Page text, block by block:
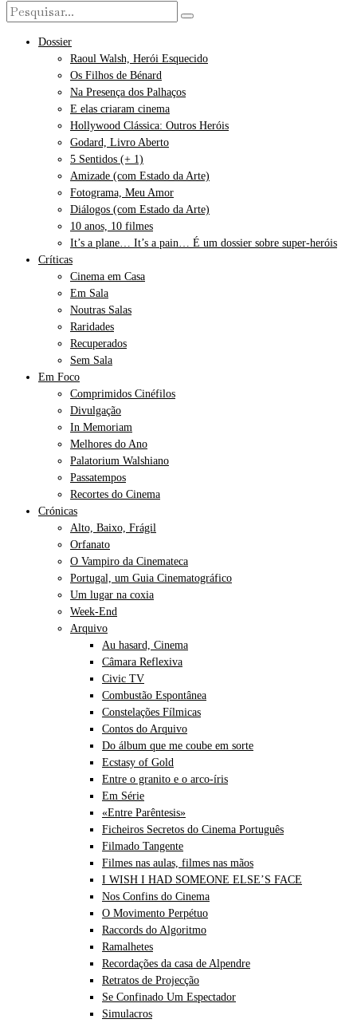
Dossier
Raoul Walsh, Herói Esquecido
Os Filhos de Bénard
Na Presença dos Palhaços
E elas criaram cinema
Hollywood Clássica: Outros Heróis
Godard, Livro Aberto
5 Sentidos (+ 1)
Amizade (com Estado da Arte)
Fotograma, Meu Amor
Diálogos (com Estado da Arte)
10 anos, 10 filmes
It’s a plane… It’s a pain… É um dossier sobre super-heróis
Críticas
Cinema em Casa
Em Sala
Noutras Salas
Raridades
Recuperados
Sem Sala
Em Foco
Comprimidos Cinéfilos
Divulgação
In Memoriam
Melhores do Ano
Palatorium Walshiano
Passatempos
Recortes do Cinema
Crónicas
Alto, Baixo, Frágil
Orfanato
O Vampiro da Cinemateca
Portugal, um Guia Cinematográfico
Um lugar na coxia
Week-End
Arquivo
Au hasard, Cinema
Câmara Reflexiva
Civic TV
Combustão Espontânea
Constelações Fílmicas
Contos do Arquivo
Do álbum que me coube em sorte
Ecstasy of Gold
Entre o granito e o arco-íris
Em Série
«Entre Parêntesis»
Ficheiros Secretos do Cinema Português
Filmado Tangente
Filmes nas aulas, filmes nas mãos
I WISH I HAD SOMEONE ELSE’S FACE
Nos Confins do Cinema
O Movimento Perpétuo
Raccords do Algoritmo
Ramalhetes
Recordações da casa de Alpendre
Retratos de Projecção
Se Confinado Um Espectador
Simulacros